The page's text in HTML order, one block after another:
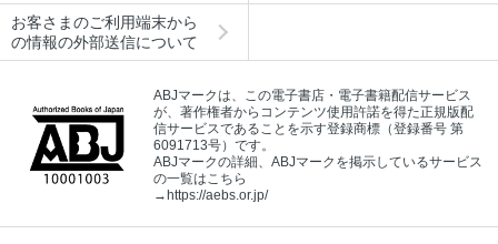
お客さまのご利用端末から
の情報の外部送信について
ABJマークは、この電子書店・電子書籍配信サービス
が、著作権者からコンテンツ使用許諾を得た正規版配
信サービスであることを示す登録商標（登録番号 第
6091713号）です。
ABJマークの詳細、ABJマークを掲示しているサービス
の一覧はこちら
→https://aebs.or.jp/